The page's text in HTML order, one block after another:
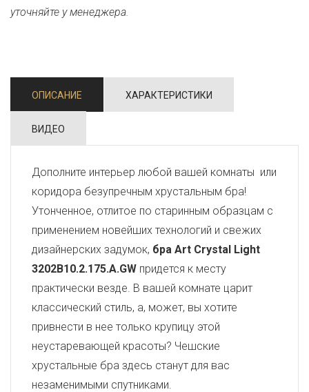
уточняйте у менеджера.
ОПИСАНИЕ ХАРАКТЕРИСТИКИ
ВИДЕО
Дополните интерьер любой вашей комнаты или
коридора безупречным хрустальным бра!
Утонченное, отлитое по старинным образцам с
применением новейших технологий и свежих
дизайнерских задумок, бра Art Crystal Light
3202B10.2.175.A.GW придется к месту
практически везде. В вашей комнате царит
классический стиль, а, может, вы хотите
привнести в нее только крупицу этой
неустаревающей красоты? Чешские
хрустальные бра здесь станут для вас
незаменимыми спутниками.